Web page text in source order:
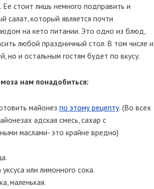
Ее стоит лишь немного подправить и
салат, который является почти
на кето питании. Это одно из блюд,
любой праздничный стол. В том числе и
но и остальным гостям будет по вкусу.
нам понадобиться:
майонез по этому рецепту. (Во всех
адская смесь, сахар с
маслами- это крайне вредно)
или лимонного сока.
маленькая.